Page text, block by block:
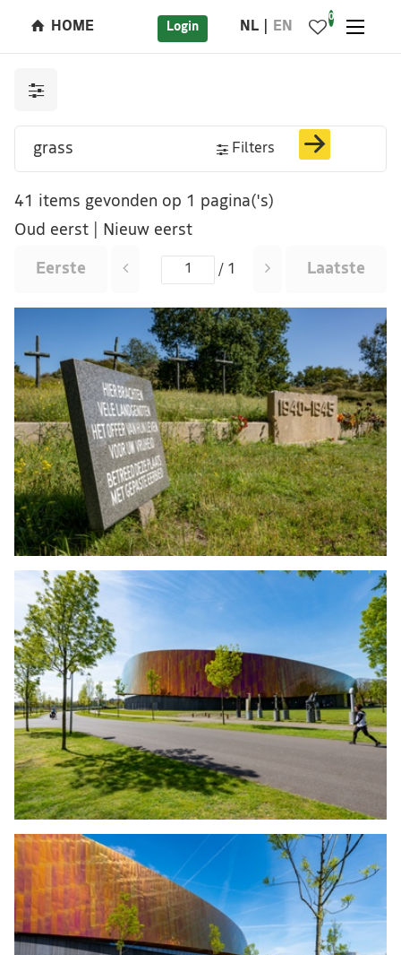
HOME Login NL EN
0
Filters
41 items gevonden op 1 pagina('s)
Oud eerst
Nieuw eerst
Eerste / 1 Laatste